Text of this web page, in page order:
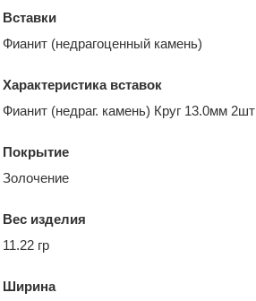
Вставки
Фианит (недрагоценный камень)
Характеристика вставок
Фианит (недраг. камень) Круг 13.0мм 2шт
Покрытие
Золочение
Вес изделия
11.22 гр
Ширина